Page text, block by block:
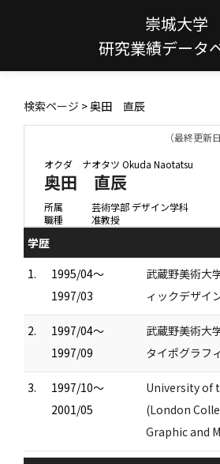
崇城大学
研究業績データ
検索ページ > 奥田 直辰
（最終更新
オクダ ナオタツ Okuda Naotatsu
奥田 直辰
所属
芸術学部 デザイン学科
職種
准教授
学歴
1.
1995/04～
1997/03
武蔵野美術大
ィックデザイ
2.
1997/04～
1997/09
武蔵野美術大
タイポグラフ
3.
1997/10～
2001/05
University of
(London
Graphic and